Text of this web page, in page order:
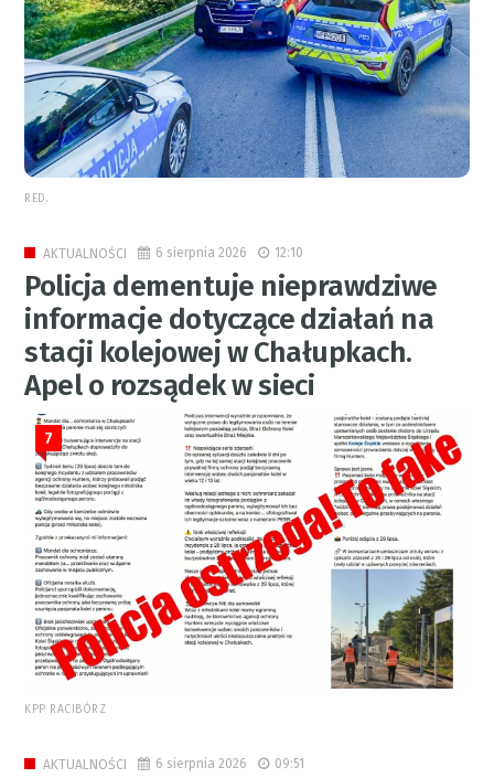
RED.
AKTUALNOŚCI 6 sierpnia 2026 12:10
Policja dementuje nieprawdziwe
informacje dotyczące działań na
stacji kolejowej w Chałupkach.
Apel o rozsądek w sieci
7
KPP RACIBÓRZ
AKTUALNOŚCI 6 sierpnia 2026 09:51